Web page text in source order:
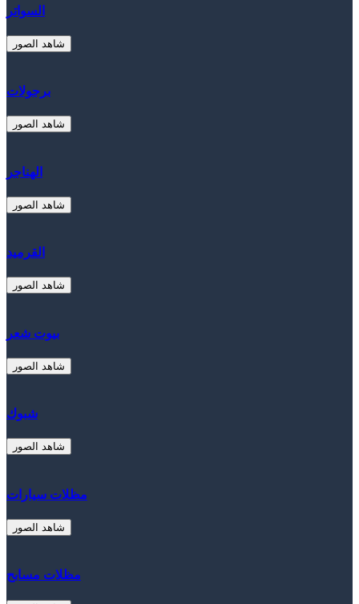
السواتر
شاهد الصور
برجولات
شاهد الصور
الهناجر
شاهد الصور
القرميد
شاهد الصور
بيوت شعر
شاهد الصور
شبوك
شاهد الصور
مظلات سيارات
شاهد الصور
مظلات مسابح